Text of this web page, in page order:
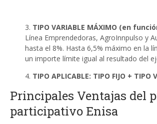
3. TIPO VARIABLE MÁXIMO (en
Línea Emprendedoras, AgroInnpulso y
hasta el 8%. Hasta 6,5% máximo en la
un importe límite igual al resultado del
4. TIPO APLICABLE: TIPO FIJO + TIPO
Principales Ventajas del
participativo Enisa